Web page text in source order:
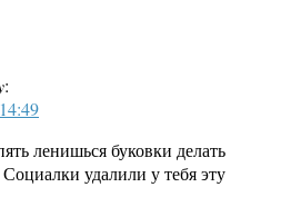
:
ленишься буковки делать
удалили у тебя эту